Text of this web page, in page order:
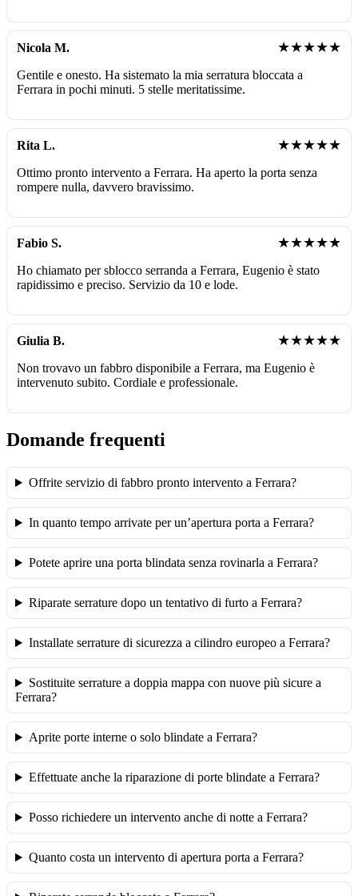
Nicola M. ★★★★★
Gentile e onesto. Ha sistemato la mia serratura bloccata a
Ferrara in pochi minuti. 5 stelle meritatissime.
Rita L. ★★★★★
Ottimo pronto intervento a Ferrara. Ha aperto la porta senza
rompere nulla, davvero bravissimo.
Fabio S. ★★★★★
Ho chiamato per sblocco serranda a Ferrara, Eugenio è stato
rapidissimo e preciso. Servizio da 10 e lode.
Giulia B. ★★★★★
Non trovavo un fabbro disponibile a Ferrara, ma Eugenio è
intervenuto subito. Cordiale e professionale.
Domande frequenti
Offrite servizio di fabbro pronto intervento a Ferrara?
In quanto tempo arrivate per un’apertura porta a Ferrara?
Potete aprire una porta blindata senza rovinarla a Ferrara?
Riparate serrature dopo un tentativo di furto a Ferrara?
Installate serrature di sicurezza a cilindro europeo a Ferrara?
Sostituite serrature a doppia mappa con nuove più sicure a
Ferrara?
Aprite porte interne o solo blindate a Ferrara?
Effettuate anche la riparazione di porte blindate a Ferrara?
Posso richiedere un intervento anche di notte a Ferrara?
Quanto costa un intervento di apertura porta a Ferrara?